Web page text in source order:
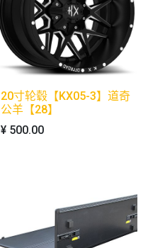
20寸轮毂【KX05-3】道奇
公羊【28】
¥ 500.00